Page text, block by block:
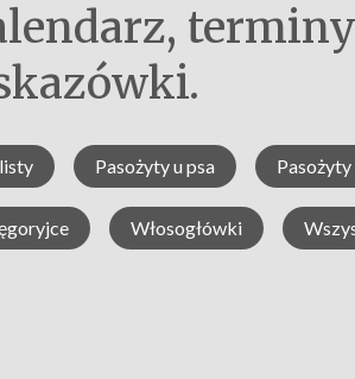
Pasożyty u psa
Włosogłówki